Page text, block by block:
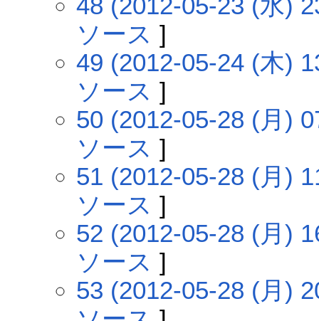
ソース ]
49 (2012-05-24 (木)
ソース ]
50 (2012-05-28 (月)
ソース ]
51 (2012-05-28 (月)
ソース ]
52 (2012-05-28 (月)
ソース ]
53 (2012-05-28 (月)